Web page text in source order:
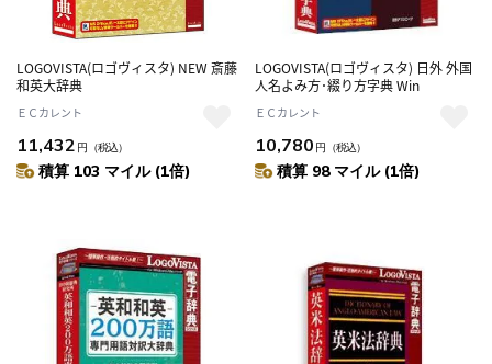
LOGOVISTA(ロゴヴィスタ) NEW 斎藤
和英大辞典
ＥＣカレント
11,432 円 （税込）
積算 103 マイル (1倍)
LOGOVISTA(ロゴヴィスタ) 日外 外国
人名よみ方･綴り方字典 Win
ＥＣカレント
10,780 円 （税込）
積算 98 マイル (1倍)